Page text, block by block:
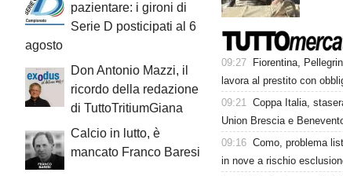
pazientare: i gironi di
Serie D posticipati al 6
agosto
Don Antonio Mazzi, il
ricordo della redazione
di TuttoTritiumGiana
Calcio in lutto, è
mancato Franco Baresi
09:27
Fiorentina,
lavora al prestito con
09:21 Coppa Italia,
Union Brescia e
09:16 Como, problema
in nove a rischio